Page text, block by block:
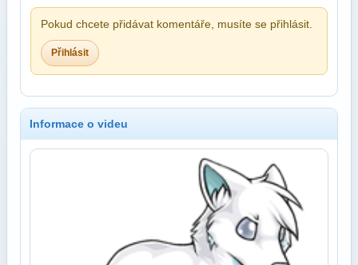
Pokud chcete přidávat komentáře, musíte se přihlásit.
Přihlásit
Informace o videu